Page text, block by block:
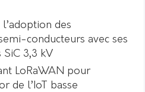
des
conducteurs avec ses
3,3 kV
LoRaWAN pour
de l’IoT basse